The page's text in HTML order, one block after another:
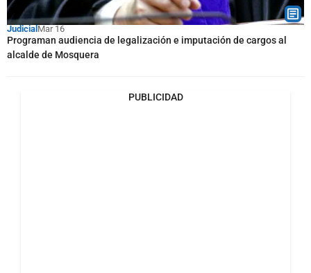
Judicial Mar 16
Programan audiencia de legalización e imputación de cargos al
alcalde de Mosquera
PUBLICIDAD